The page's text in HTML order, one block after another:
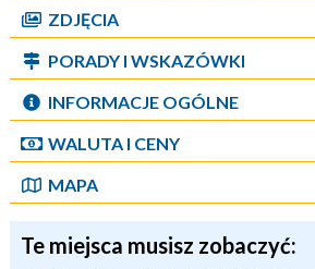
ZDJĘCIA
PORADY I WSKAZÓWKI
INFORMACJE OGÓLNE
WALUTA I CENY
MAPA
Te miejsca musisz zobaczyć: